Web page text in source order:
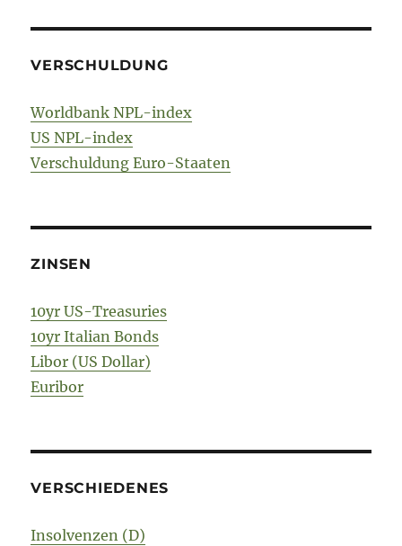
VERSCHULDUNG
Worldbank NPL-index
US NPL-index
Verschuldung Euro-Staaten
ZINSEN
10yr US-Treasuries
10yr Italian Bonds
Libor (US Dollar)
Euribor
VERSCHIEDENES
Insolvenzen (D)